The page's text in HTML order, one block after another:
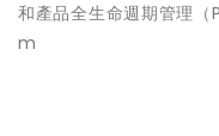
和產品全生命週期管理
m